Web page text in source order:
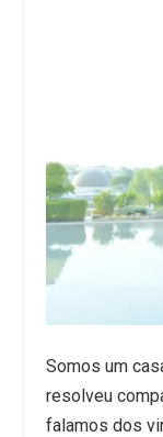
Somos um
resolveu
falamos dos